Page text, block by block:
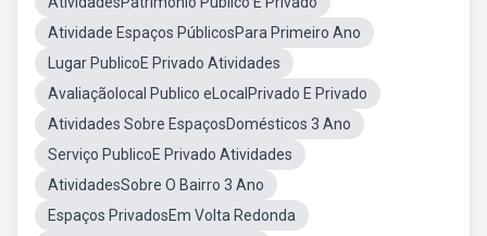
Atividade Espaços PúblicosPara Primeiro Ano
Lugar PublicoE Privado Atividades
Avaliaçãolocal Publico eLocalPrivado E Privado
Atividades Sobre EspaçosDomésticos 3 Ano
Serviço PublicoE Privado Atividades
AtividadesSobre O Bairro 3 Ano
Espaços PrivadosEm Volta Redonda